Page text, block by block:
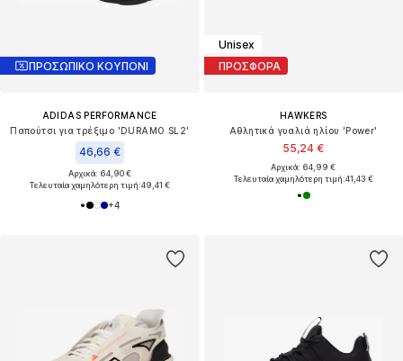
ΠΡΟΣΩΠΙΚΟ ΚΟΥΠΟΝΙ
ADIDAS PERFORMANCE
Παπούτσι για τρέξιμο 'DURAMO SL2'
46,66 €
Αρχικά: 64,90 €
Τελευταία χαμηλότερη τιμή:49,41 €
+4
Unisex
ΠΡΟΣΦΟΡΑ
HAWKERS
Αθλητικά γυαλιά ηλίου 'Power'
55,24 €
Αρχικά: 64,99 €
Τελευταία χαμηλότερη τιμή:41,43 €